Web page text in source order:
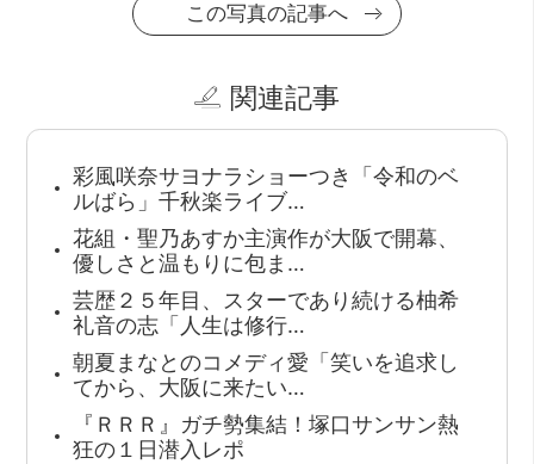
この写真の記事へ
関連記事
彩風咲奈サヨナラショーつき「令和のベ
ルばら」千秋楽ライブ…
花組・聖乃あすか主演作が大阪で開幕、
優しさと温もりに包ま…
芸歴２５年目、スターであり続ける柚希
礼音の志「人生は修行…
朝夏まなとのコメディ愛「笑いを追求し
てから、大阪に来たい…
『ＲＲＲ』ガチ勢集結！塚口サンサン熱
狂の１日潜入レポ